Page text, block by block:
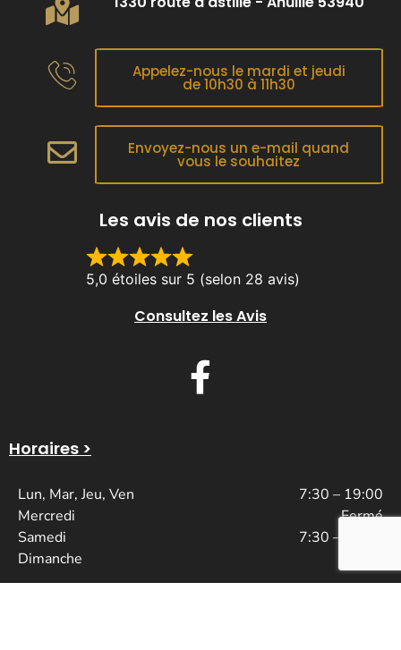
Appelez-nous le mardi et jeudi
de 10h30 à 11h30
Envoyez-nous un e-mail quand
vous le souhaitez
Les avis de nos clients
5,0 étoiles sur 5 (selon 28 avis)
Consultez les Avis
Horaires >
Lun, Mar, Jeu, Ven
Mercredi
Samedi
Dimanche
7:30 – 19:00
Fermé
7:30 – 17:00